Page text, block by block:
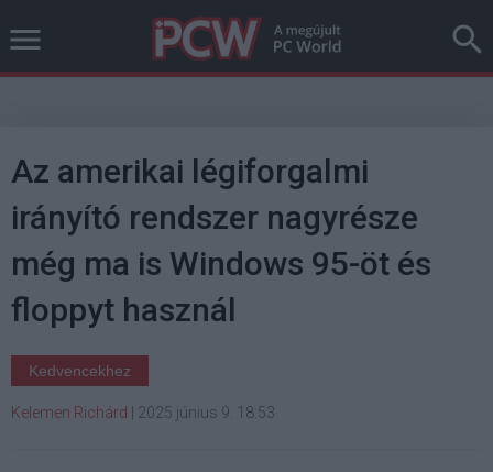
Az amerikai légiforgalmi
irányító rendszer nagyrésze
még ma is Windows 95-öt és
floppyt használ
Kedvencekhez
Kelemen Richárd 2025 június 9. 18:53